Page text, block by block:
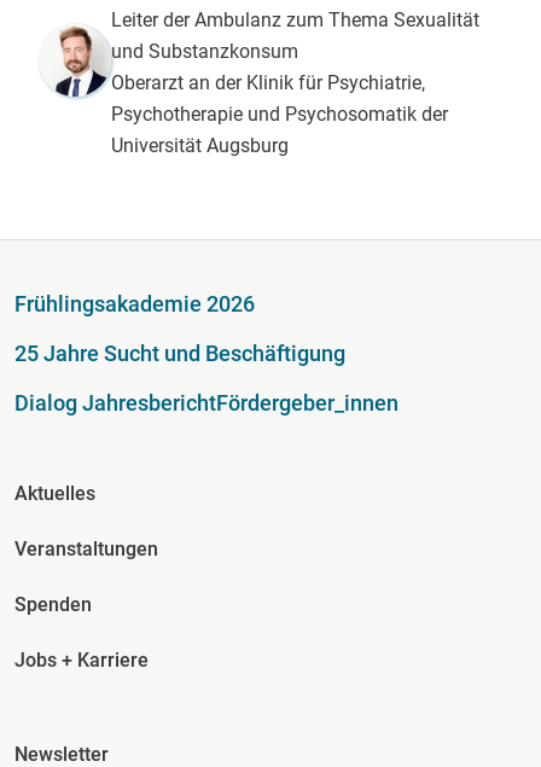
Leiter der Ambulanz zum Thema Sexualität
und Substanzkonsum
Oberarzt an der Klinik für Psychiatrie,
Psychotherapie und Psychosomatik der
Universität Augsburg
Fußzeile
Frühlingsakademie 2026
25 Jahre Sucht und Beschäftigung
Dialog JahresberichtFördergeber_innen
Fusszeile Spalte 2
Aktuelles
Veranstaltungen
Spenden
Jobs + Karriere
Fusszeile Spalte 3
Newsletter